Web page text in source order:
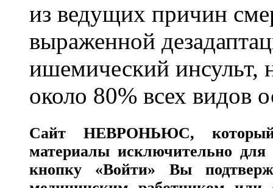
из ведущих причин
выраженной
ишемический инсульт,
около 80% всех видов
СайтНЕВРОНЬЮС,
материалы исключительно для
кнопку «Войти» Вы